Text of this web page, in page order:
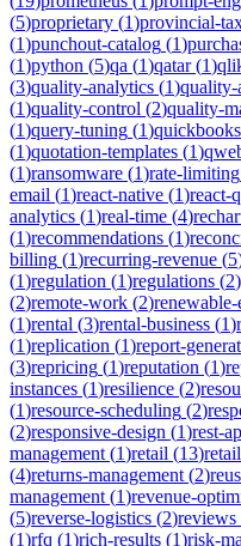
(5)proprietary (1)provincial-
(1)punchout-catalog (1)
(1)python (5)qa (1)qatar(1)
(3)quality-analytics (1)quality-
(1)quality-control (2)quality-
(1)query-tuning (1)quickbooks
(1)quotation-templates (1)
(1)ransomware (1)rate-limiting
email (1)react-native (1)react-
analytics (1)real-time (4)
(1)recommendations (1)
billing (1)recurring-revenue (5
(1)regulation (1)regulations (2)
(2)remote-work (2)
(1)rental (3)rental-business (1)
(1)replication (1)report-
(3)repricing (1)reputation (1)
instances (1)resilience (2)
(1)resource-scheduling (2)
(2)responsive-design (1)rest-
management (1)retail (13)
(4)returns-management (2)
management (1)revenue-
(5)reverse-logistics (2)reviews
(1)rfq (1)rich-results (1)risk-